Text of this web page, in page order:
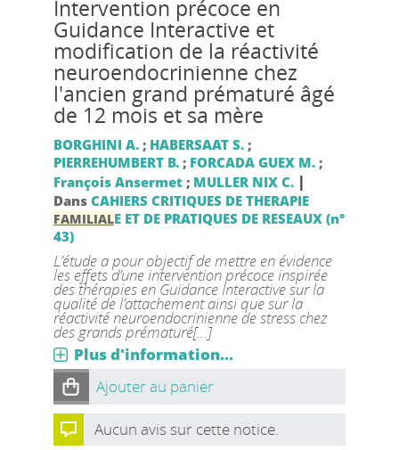
Intervention précoce en
Guidance Interactive et
modification de la réactivité
neuroendocrinienne chez
l'ancien grand prématuré âgé
de 12 mois et sa mère
BORGHINI A.; HABERSAAT S.;
PIERREHUMBERT B.; FORCADA GUEX M.;
François Ansermet; MULLER NIX C. |
Dans CAHIERS CRITIQUES DE THERAPIE
FAMILIALE ET DE PRATIQUES DE RESEAUX (n°
43)
L’étude a pour objectif de mettre en évidence
les effets d’une intervention précoce inspirée
des thérapies en Guidance Interactive sur la
qualité de l’attachement ainsi que sur la
réactivité neuroendocrinienne de stress chez
des grands prématuré[...]
Plus d'information...
Ajouter au panier
Aucun avis sur cette notice.